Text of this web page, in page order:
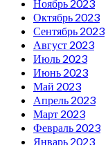
Ноябрь 2023
Октябрь 2023
Сентябрь 2023
Август 2023
Июль 2023
Июнь 2023
Май 2023
Апрель 2023
Март 2023
Февраль 2023
Январь 2023